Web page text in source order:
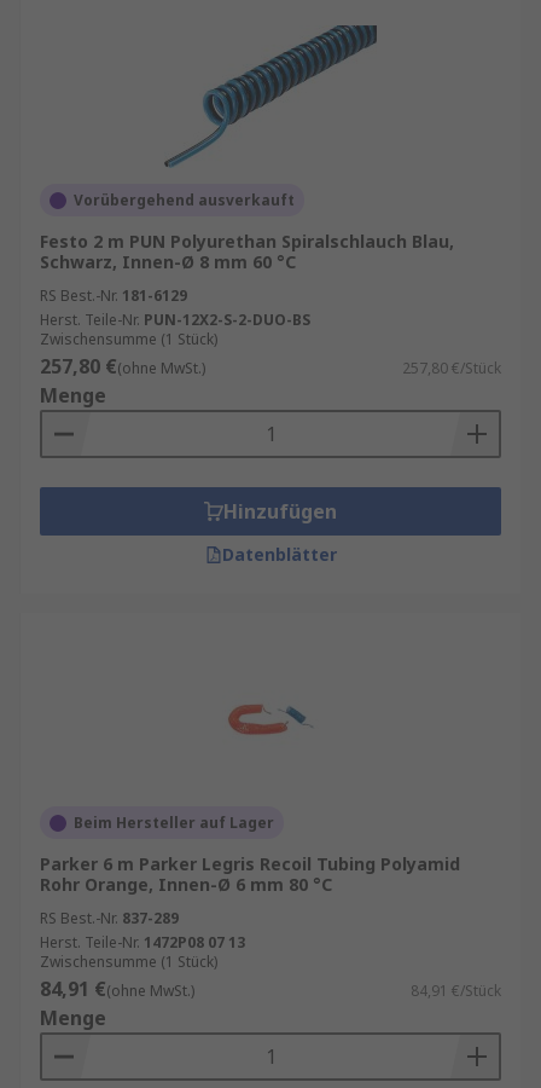
Vorübergehend ausverkauft
Festo 2 m PUN Polyurethan Spiralschlauch Blau,
Schwarz, Innen-Ø 8 mm 60 °C
RS Best.-Nr. 181-6129
Herst. Teile-Nr. PUN-12X2-S-2-DUO-BS
Zwischensumme (1 Stück)
257,80 €(ohne MwSt.) 257,80 €/Stück
Menge
Hinzufügen
Datenblätter
Beim Hersteller auf Lager
Parker 6 m Parker Legris Recoil Tubing Polyamid
Rohr Orange, Innen-Ø 6 mm 80 °C
RS Best.-Nr. 837-289
Herst. Teile-Nr. 1472P08 07 13
Zwischensumme (1 Stück)
84,91 €(ohne MwSt.) 84,91 €/Stück
Menge